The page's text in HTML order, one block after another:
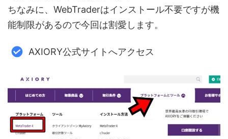
ちなみに、WebTraderはインストール不要ですが機
能制限があるので今回は割愛します。
AXIORY公式サイトへアクセス